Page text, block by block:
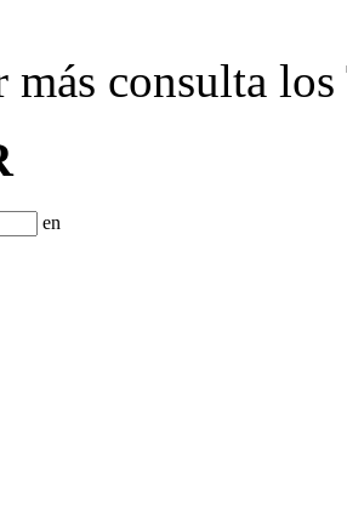
más consulta
en